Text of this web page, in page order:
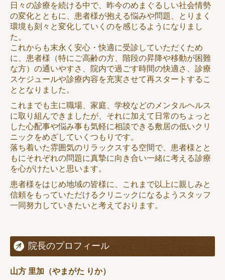
日々の診療を続ける中で、昨今のめまぐるしい社会情勢
の変化とともに、患者様が抱える悩みや問題、とりまく
環境も刻々と変化していくのを感じるようになりまし
た。
これからも末永く安心・快適に受診していただくため
に、患者様（特にご高齢の方、階段の昇降や移動が困難
な方）の通いやすさ、院内で過ごす時間の快適さ、診療
スケジュールや診療内容を充実させて再スタートするこ
ととなりました。
これまでも主に職場、家庭、学校などのメンタルヘルス
に取り組んできましたが、それに加えて日常のちょっと
した心配事や悩み事も気軽に相談できる敷居の低いクリ
ニックをめざしていくつもりです。
落ち着いた雰囲気のリラックスする空間で、患者様とと
もにそれぞれの問題に真摯に向き合い一緒に考える診療
を心がけたいと思います。
患者様をはじめ地域の皆様に、これまで以上に親しみと
信頼をもっていただけるクリニックになるようスタッフ
一同努力していきたいと考えております。
院長のプロフィール
山方 里加（やまがた りか）